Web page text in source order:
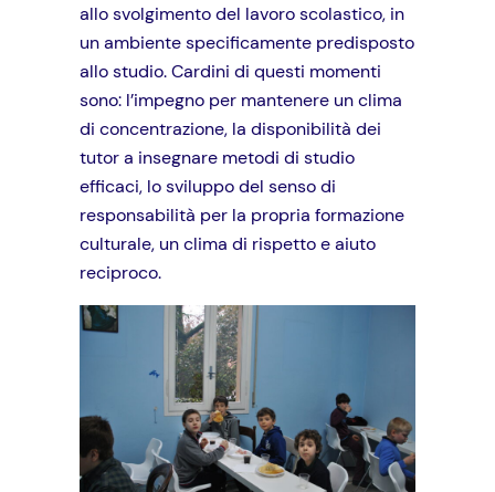
allo svolgimento del lavoro scolastico, in
un ambiente specificamente predisposto
allo studio. Cardini di questi momenti
sono: l’impegno per mantenere un clima
di concentrazione, la disponibilità dei
tutor a insegnare metodi di studio
efficaci, lo sviluppo del senso di
responsabilità per la propria formazione
culturale, un clima di rispetto e aiuto
reciproco.